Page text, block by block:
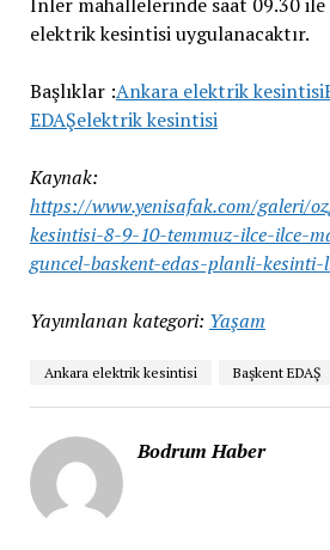
Başlıklar :Ankara elektrik kesintisi
EDAŞelektrik kesintisi
Kaynak:
https://www.yenisafak.com/galeri/
kesintisi-8-9-10-temmuz-ilce-ilce-
guncel-baskent-edas-planli-kesinti-
Yayımlanan kategori: Yaşam
Ankara elektrik kesintisi Başkent EDAŞ
Bodrum Haber